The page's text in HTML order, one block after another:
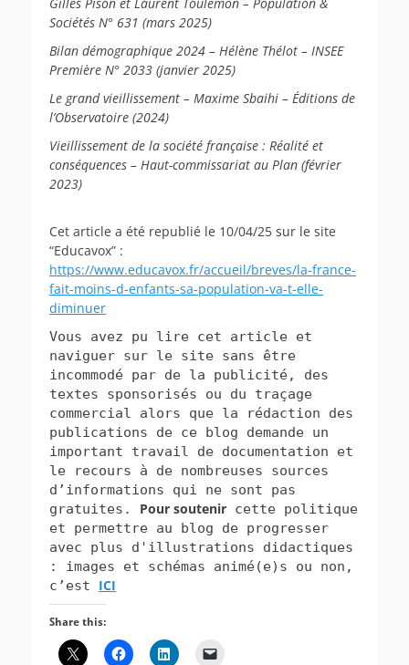
Sociétés N° 631 (mars 2025)
Bilan démographique 2024 – Hélène Thélot – INSEE
Première N° 2033 (janvier 2025)
Le grand vieillissement – Maxime Sbaihi – Éditions de
l’Observatoire (2024)
Vieillissement de la société française : Réalité et
conséquences – Haut-commissariat au Plan (février
2023)
Cet article a été republié le 10/04/25 sur le site
“Educavox” :
https://www.educavox.fr/accueil/breves/la-france-
fait-moins-d-enfants-sa-population-va-t-elle-
diminuer
Vous avez pu lire cet article et
naviguer sur le site sans être
incommodé par de la publicité, des
textes sponsorisés ou du traçage
commercial alors que la rédaction des
publications de ce blog demande un
important travail de documentation et
le recours à de nombreuses sources
d’informations qui ne sont pas
gratuites. Pour soutenir cette politique
et permettre au blog de progresser
avec plus d'illustrations didactiques
: images et schémas animé(e)s ou non,
c’est ICI
Share this: